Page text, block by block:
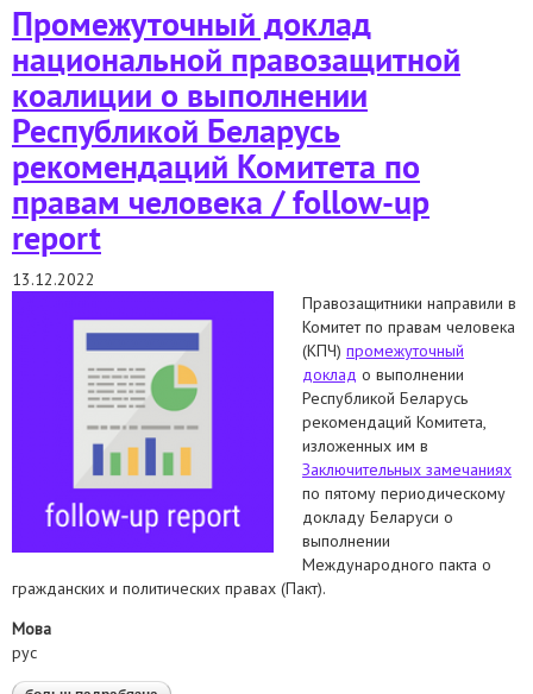
Промежуточный доклад
национальной правозащитной
коалиции о выполнении
Республикой Беларусь
рекомендаций Комитета по
правам человека / follow-up
report
13.12.2022
Правозащитники направили в
Комитет по правам человека
(КПЧ) промежуточный
доклад о выполнении
Республикой Беларусь
рекомендаций Комитета,
изложенных им в
Заключительных замечаниях
по пятому периодическому
докладу Беларуси о
выполнении
Международного пакта о
гражданских и политических правах (Пакт).
Мова
рус